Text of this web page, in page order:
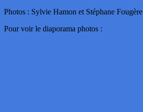
Photos : Sylvie Hamon et Stéphane Fougère
Pour voir le diaporama photos :